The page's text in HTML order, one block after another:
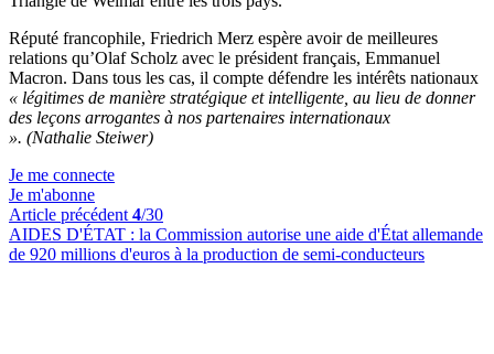
Réputé francophile, Friedrich Merz espère avoir de meilleures
relations qu’Olaf Scholz avec le président français, Emmanuel
Macron. Dans tous les cas, il compte défendre les intérêts nationaux
« légitimes de manière stratégique et intelligente, au lieu de donner
des leçons arrogantes à nos partenaires internationaux
». (Nathalie Steiwer)
Je me connecte
Je m'abonne
Article précédent 4/30
AIDES D'ÉTAT : la Commission autorise une aide d'État allemande
de 920 millions d'euros à la production de semi-conducteurs